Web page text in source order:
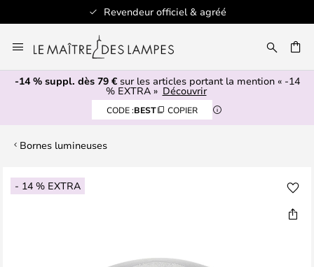
Revendeur officiel & agréé
au
contenu
-14 % suppl. dès 79 €sur les articles portant la mention « -14
% EXTRA » Découvrir
CODE :BEST COPIER
Bornes lumineuses
- 14 % EXTRA
Skip
to